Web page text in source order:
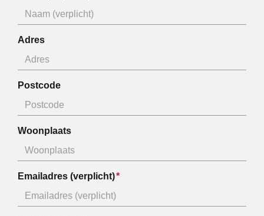
Adres
Postcode
Woonplaats
Emailadres (verplicht)